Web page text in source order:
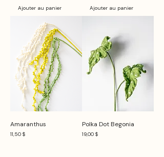
Ajouter au panier Ajouter au panier
Amaranthus
Prix
11,50 $
Polka Dot Begonia
Prix
19,00 $